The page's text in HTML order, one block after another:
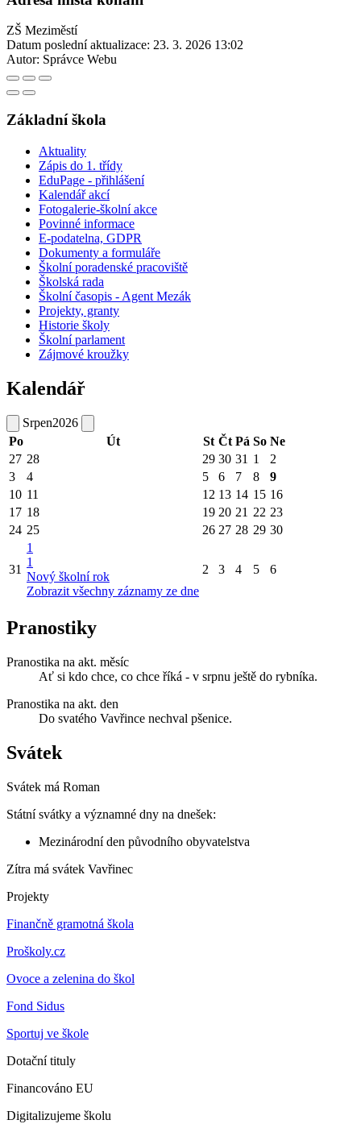
ZŠ Meziměstí
Datum poslední aktualizace: 23. 3. 2026 13:02
Autor: Správce Webu
Základní škola
Aktuality
Zápis do 1. třídy
EduPage - přihlášení
Kalendář akcí
Fotogalerie-školní akce
Povinné informace
E-podatelna, GDPR
Dokumenty a formuláře
Školní poradenské pracoviště
Školská rada
Školní časopis - Agent Mezák
Projekty, granty
Historie školy
Školní parlament
Zájmové kroužky
Kalendář
Srpen2026
Po
Út St Čt Pá So Ne
27 28 29 30 31 1
2
3
4 5 6 7 8
9
10 11 12 13 14 15 16
17 18 19 20 21 22 23
24 25 26 27 28 29 30
31
1
1
Nový školní rok
Zobrazit všechny záznamy ze dne
2 3 4 5 6
Pranostiky
Pranostika na akt. měsíc
Ať si kdo chce, co chce říká - v srpnu ještě do rybníka.
Pranostika na akt. den
Do svatého Vavřince nechval pšenice.
Svátek
Svátek má Roman
Státní svátky a významné dny na dnešek:
Mezinárodní den původního obyvatelstva
Zítra má svátek Vavřinec
Projekty
Finančně gramotná škola
Proškoly.cz
Ovoce a zelenina do škol
Fond Sidus
Sportuj ve škole
Dotační tituly
Financováno EU
Digitalizujeme školu